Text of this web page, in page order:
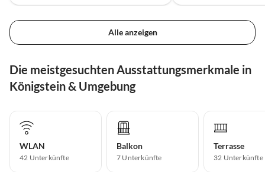
Alle anzeigen
Die meistgesuchten Ausstattungsmerkmale in
Königstein & Umgebung
WLAN
42 Unterkünfte
Balkon
7 Unterkünfte
Terrasse
32 Unterkünfte